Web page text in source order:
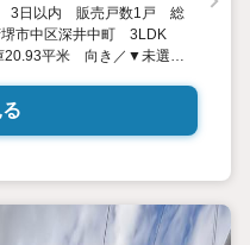
3日以内 販売戸数1戸 総
市中区深井中町 3LDK
20.93平米 向き／▼未選択